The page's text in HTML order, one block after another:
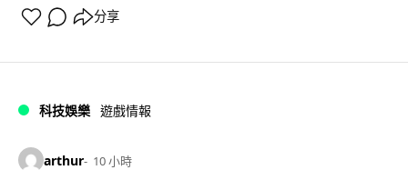
分享
科技娛樂 遊戲情報
arthur 10 小時